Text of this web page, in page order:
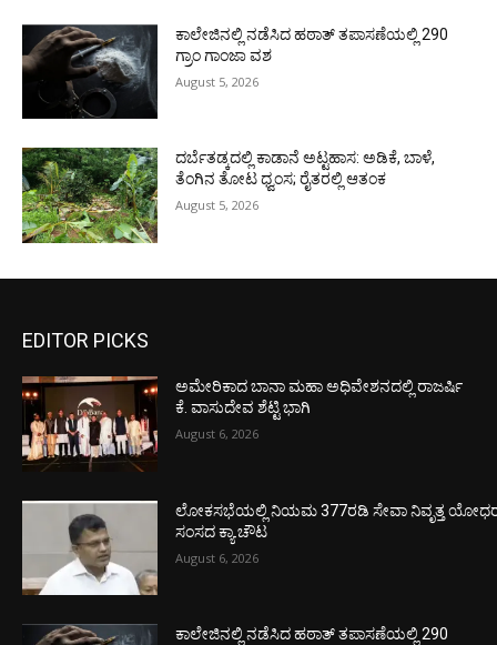
ಕಾಲೇಜಿನಲ್ಲಿ ನಡೆಸಿದ ಹಠಾತ್ ತಪಾಸಣೆಯಲ್ಲಿ 290
ಗ್ರಾಂ ಗಾಂಜಾ ವಶ
August 5, 2026
ದರ್ಬೆತಡ್ಕದಲ್ಲಿ ಕಾಡಾನೆ ಅಟ್ಟಹಾಸ: ಅಡಿಕೆ, ಬಾಳೆ,
ತೆಂಗಿನ ತೋಟ ಧ್ವಂಸ; ರೈತರಲ್ಲಿ ಆತಂಕ
August 5, 2026
EDITOR PICKS
ಅಮೇರಿಕಾದ ಬಾನಾ ಮಹಾ ಅಧಿವೇಶನದಲ್ಲಿ ರಾಜರ್ಷಿ
ಕೆ. ವಾಸುದೇವ ಶೆಟ್ಟಿ ಭಾಗಿ
August 6, 2026
ಲೋಕಸಭೆಯಲ್ಲಿ ನಿಯಮ 377ರಡಿ ಸೇವಾ ನಿವೃತ್ತ
ಸಂಸದ ಕ್ಯಾ.ಚೌಟ
August 6, 2026
ಕಾಲೇಜಿನಲ್ಲಿ ನಡೆಸಿದ ಹಠಾತ್ ತಪಾಸಣೆಯಲ್ಲಿ 290